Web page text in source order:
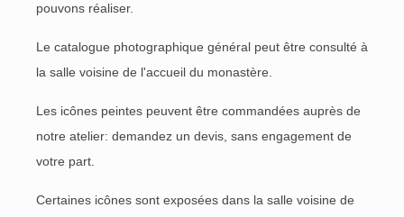
pouvons réaliser.
Le catalogue photographique général peut être consulté à
la salle voisine de l'accueil du monastère.
Les icônes peintes peuvent être commandées auprès de
notre atelier: demandez un devis, sans engagement de
votre part.
Certaines icônes sont exposées dans la salle voisine de